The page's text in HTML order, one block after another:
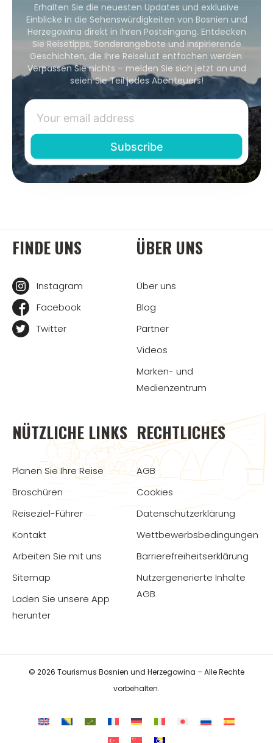
Erhalten Sie die neuesten Updates und exklusive
Einblicke in die Sehenswürdigkeiten von Bosnien und
Herzegowina direkt in Ihren Posteingang. Entdecken
Sie Reisetipps, Sonderangebote und inspirierende
Geschichten, die Ihre Reiselust entfachen werden.
Verpassen Sie nichts – melden Sie sich jetzt an und
seien Sie Teil jedes Abenteuers!
FINDE UNS
Instagram
Facebook
Twitter
ÜBER UNS
Über uns
Blog
Partner
Videos
Marken- und
Medienzentrum
NÜTZLICHE LINKS
Planen Sie Ihre Reise
Broschüren
Reiseziel-Führer
Kontakt
Arbeiten Sie mit uns
Sitemap
Laden Sie unsere App
herunter
RECHTLICHES
AGB
Cookies
Datenschutzerklärung
Wettbewerbsbedingungen
Barrierefreiheitserklärung
Nutzergenerierte Inhalte
AGB
© 2026 Tourismus Bosnien und Herzegowina – Alle Rechte
vorbehalten.